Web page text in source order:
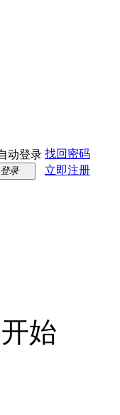
动登录 找回密码
登录 立即注册
始